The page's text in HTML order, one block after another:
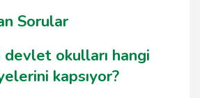
Sorular
devlet okulları hangi
kapsıyor?